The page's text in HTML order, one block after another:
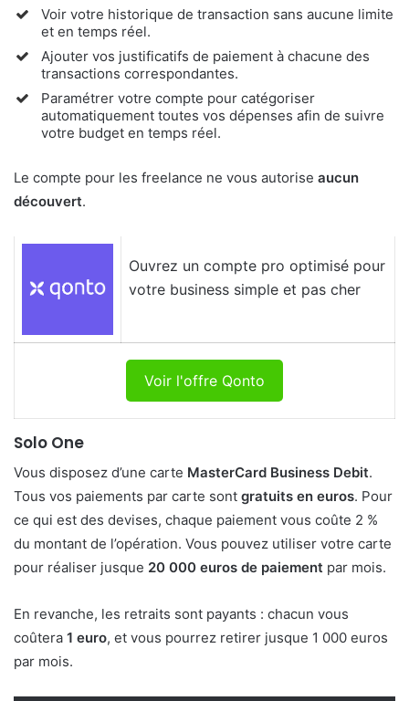
Voir votre historique de transaction sans aucune limite
et en temps réel.
Ajouter vos justificatifs de paiement à chacune des
transactions correspondantes.
Paramétrer votre compte pour catégoriser
automatiquement toutes vos dépenses afin de suivre
votre budget en temps réel.
Le compte pour les freelance ne vous autorise aucun
découvert.
Ouvrez un compte pro optimisé pour
votre business simple et pas cher
Voir l'offre Qonto
Solo One
Vous disposez d’une carte MasterCard Business Debit.
Tous vos paiements par carte sont gratuits en euros. Pour
ce qui est des devises, chaque paiement vous coûte 2 %
du montant de l’opération. Vous pouvez utiliser votre carte
pour réaliser jusque 20 000 euros de paiement par mois.
En revanche, les retraits sont payants : chacun vous
coûtera 1 euro, et vous pourrez retirer jusque 1 000 euros
par mois.